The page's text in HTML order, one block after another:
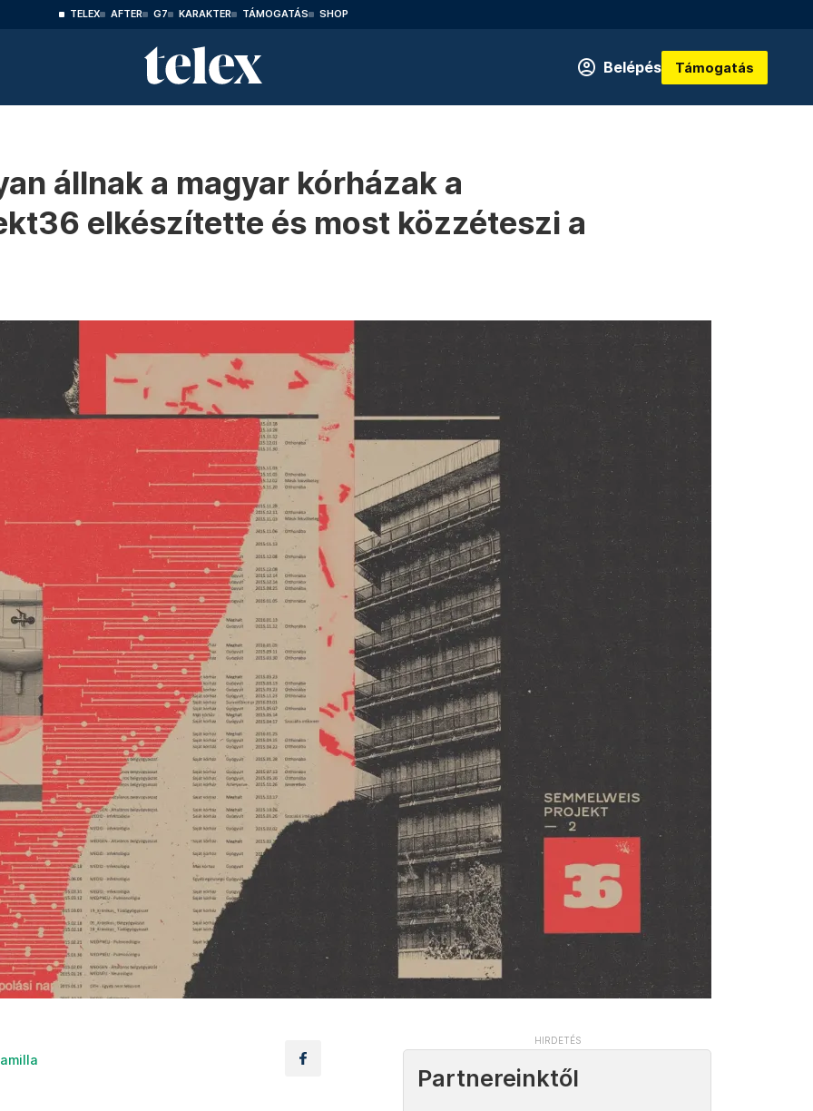
TELEX AFTER G7 KARAKTER TÁMOGATÁS SHOP
Belépés Támogatás
állnak a magyar kórházak a
elkészítette és most közzéteszi a
Partnereinktől